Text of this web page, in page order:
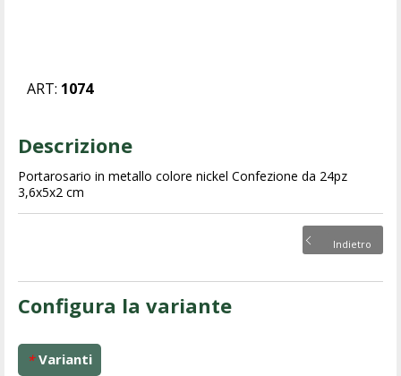
ART: 1074
Descrizione
Portarosario in metallo colore nickel Confezione da 24pz
3,6x5x2 cm
Indietro
Configura la variante
* Varianti